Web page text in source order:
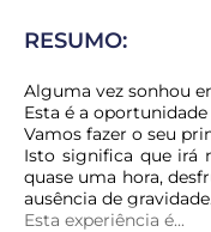
RESUMO:
Alguma vez sonhou
Esta é a
Vamos fazer o seu
Isto significa que irá
quase uma hora,
ausência de
Esta experiência é...